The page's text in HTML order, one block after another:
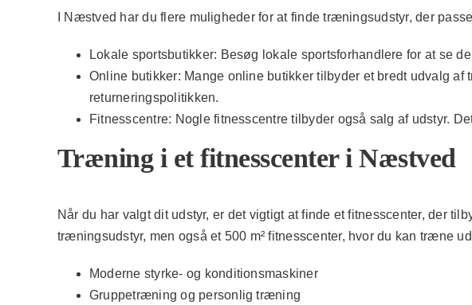
I Næstved har du flere muligheder for at finde træningsudstyr, der
Lokale sportsbutikker: Besøg lokale sportsforhandlere for at se
Online butikker: Mange online butikker tilbyder et bredt udvalg
returneringspolitikken.
Fitnesscentre: Nogle fitnesscentre tilbyder også salg af udstyr.
Træning i et fitnesscenter i Næstved
Når du har valgt dit udstyr, er det vigtigt at finde et fitnesscenter, der
træningsudstyr, men også et 500 m² fitnesscenter, hvor du kan træne
Moderne styrke- og konditionsmaskiner
Gruppetræning og personlig træning